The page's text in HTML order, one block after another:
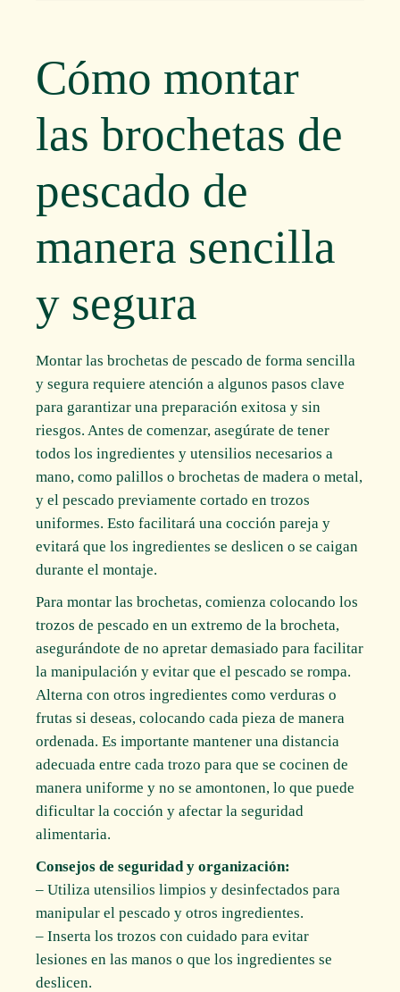
Cómo montar
las brochetas de
pescado de
manera sencilla
y segura
Montar las brochetas de pescado de forma sencilla
y segura requiere atención a algunos pasos clave
para garantizar una preparación exitosa y sin
riesgos. Antes de comenzar, asegúrate de tener
todos los ingredientes y utensilios necesarios a
mano, como palillos o brochetas de madera o metal,
y el pescado previamente cortado en trozos
uniformes. Esto facilitará una cocción pareja y
evitará que los ingredientes se deslicen o se caigan
durante el montaje.
Para montar las brochetas, comienza colocando los
trozos de pescado en un extremo de la brocheta,
asegurándote de no apretar demasiado para facilitar
la manipulación y evitar que el pescado se rompa.
Alterna con otros ingredientes como verduras o
frutas si deseas, colocando cada pieza de manera
ordenada. Es importante mantener una distancia
adecuada entre cada trozo para que se cocinen de
manera uniforme y no se amontonen, lo que puede
dificultar la cocción y afectar la seguridad
alimentaria.
Consejos de seguridad y organización:
– Utiliza utensilios limpios y desinfectados para
manipular el pescado y otros ingredientes.
– Inserta los trozos con cuidado para evitar
lesiones en las manos o que los ingredientes se
deslicen.